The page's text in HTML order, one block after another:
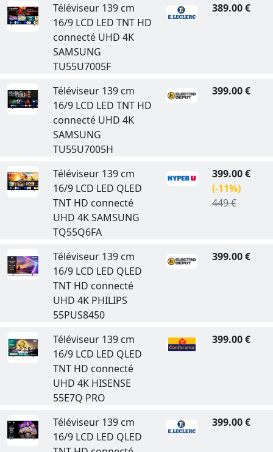
Téléviseur 139 cm
16/9 LCD LED TNT HD
connecté UHD 4K
SAMSUNG
TU55U7005F
389.00 €
Téléviseur 139 cm
16/9 LCD LED TNT HD
connecté UHD 4K
SAMSUNG
TU55U7005H
399.00 €
Téléviseur 139 cm
16/9 LCD LED QLED
TNT HD connecté
UHD 4K SAMSUNG
TQ55Q6FA
399.00 €
(-11%)
449 €
Téléviseur 139 cm
16/9 LCD LED QLED
TNT HD connecté
UHD 4K PHILIPS
55PUS8450
399.00 €
Téléviseur 139 cm
16/9 LCD LED QLED
TNT HD connecté
UHD 4K HISENSE
55E7Q PRO
399.00 €
Téléviseur 139 cm
16/9 LCD LED QLED
399.00 €